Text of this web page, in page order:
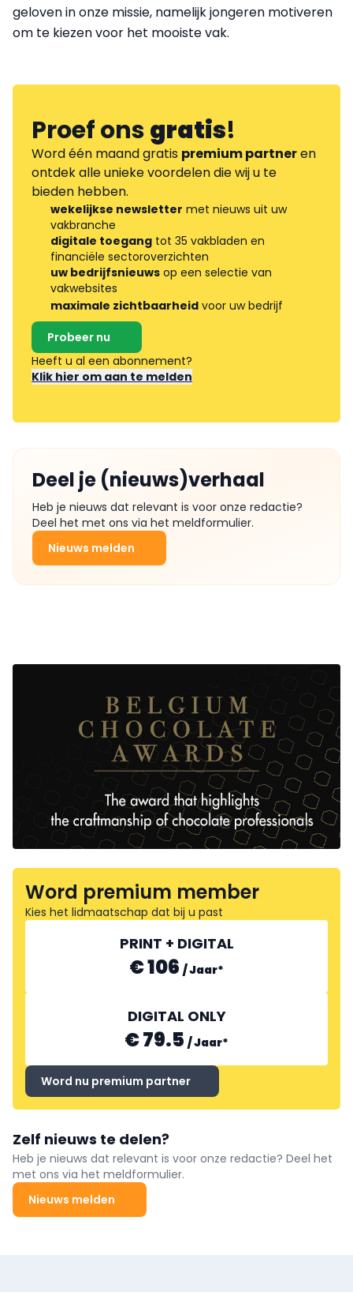
geloven in onze missie, namelijk jongeren motiveren
om te kiezen voor het mooiste vak.
Proef onsgratis!
Word één maand gratis premium partneren
ontdek alle unieke voordelen die wij u te
bieden hebben.
wekelijkse newsletter met nieuws uit uw
vakbranche
digitale toegang tot 35 vakbladen en
financiële sectoroverzichten
uw bedrijfsnieuws op een selectie van
vakwebsites
maximale zichtbaarheid voor uw bedrijf
Probeer nu
Heeft u al een abonnement?
Klik hier om aan te melden
Deel je (nieuws)verhaal
Heb je nieuws dat relevant is voor onze redactie?
Deel het met ons via het meldformulier.
Nieuws melden
Word premium member
Kies het lidmaatschap dat bij u past
PRINT + DIGITAL
€ 106 /Jaar*
DIGITAL ONLY
€ 79.5 /Jaar*
Word nu premium partner
Zelf nieuws te delen?
Heb je nieuws dat relevant is voor onze redactie? Deel het
met ons via het meldformulier.
Nieuws melden